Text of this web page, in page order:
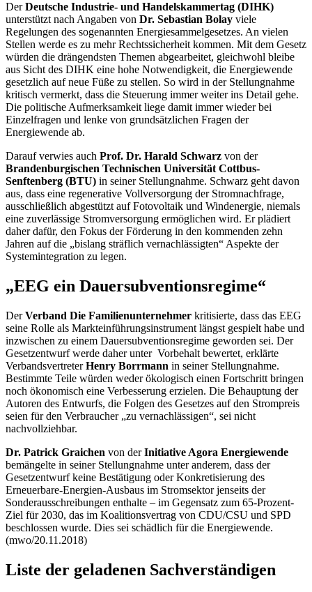
DerDeutsche Industrie- und Handelskammertag (DIHK)
unterstützt nach Angaben von Dr. Sebastian Bolay viele
Regelungen des sogenannten Energiesammelgesetzes. An vielen
Stellen werde es zu mehr Rechtssicherheit kommen. Mit dem Gesetz
würden die drängendsten Themen abgearbeitet, gleichwohl bleibe
aus Sicht des DIHK eine hohe Notwendigkeit, die Energiewende
gesetzlich auf neue Füße zu stellen. So wird in der Stellungnahme
kritisch vermerkt, dass die Steuerung immer weiter ins Detail gehe.
Die politische Aufmerksamkeit liege damit immer wieder bei
Einzelfragen und lenke von grundsätzlichen Fragen der
Energiewende ab.
Darauf verwies auch Prof. Dr. Harald Schwarz von der
Brandenburgischen Technischen Universität Cottbus-
Senftenberg (BTU) in seiner Stellungnahme. Schwarz geht davon
aus, dass eine regenerative Vollversorgung der Stromnachfrage,
ausschließlich abgestützt auf Fotovoltaik und Windenergie, niemals
eine zuverlässige Stromversorgung ermöglichen wird. Er plädiert
daher dafür, den Fokus der Förderung in den kommenden zehn
Jahren auf die „bislang sträflich vernachlässigten“ Aspekte der
Systemintegration zu legen.
„EEG ein Dauersubventionsregime“
DerVerband Die Familienunternehmer kritisierte, dass das EEG
seine Rolle als Markteinführungsinstrument längst gespielt habe und
inzwischen zu einem Dauersubventionsregime geworden sei. Der
Gesetzentwurf werde daher unter Vorbehalt bewertet, erklärte
VerbandsvertreterHenry Borrmann in seiner Stellungnahme.
Bestimmte Teile würden weder ökologisch einen Fortschritt bringen
noch ökonomisch eine Verbesserung erzielen. Die Behauptung der
Autoren des Entwurfs, die Folgen des Gesetzes auf den Strompreis
seien für den Verbraucher „zu vernachlässigen“, sei nicht
nachvollziehbar.
Dr. Patrick Graichen von derInitiative Agora Energiewende
bemängelte in seiner Stellungnahme unter anderem, dass der
Gesetzentwurf keine Bestätigung oder Konkretisierung des
Erneuerbare-Energien-Ausbaus im Stromsektor jenseits der
Sonderausschreibungen enthalte – im Gegensatz zum 65-Prozent-
Ziel für 2030, das im Koalitionsvertrag von CDU/CSU und SPD
beschlossen wurde. Dies sei schädlich für die Energiewende.
(mwo/20.11.2018)
Liste der geladenen Sachverständigen